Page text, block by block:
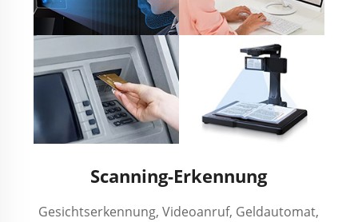
Scanning-Erkennung
Gesichtserkennung, Videoanruf, Geldautomat,